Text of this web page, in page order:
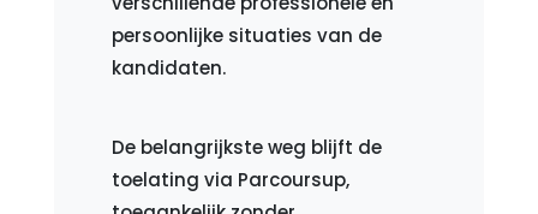
persoonlijke situaties van de
kandidaten.
De belangrijkste weg blijft de
toelating via Parcoursup,